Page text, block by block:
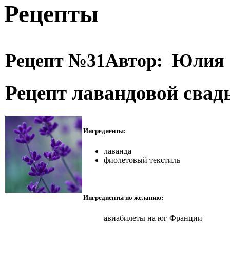
Рецепты
Рецепт №31Автор: Юлия
Рецепт лавандовой
Ингредиенты:
лаванда
фиолетовый текстиль
Ингредиенты по желанию:
авиабилеты на юг Франции